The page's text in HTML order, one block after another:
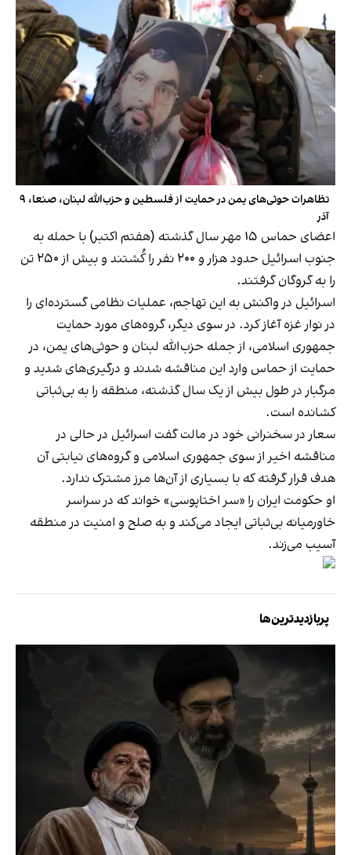
تظاهرات حوثی‌های یمن در حمایت از فلسطین و حزب‌الله لبنان، صنعا، ۹
آذر
اعضای حماس ۱۵ مهر سال گذشته (هفتم اکتبر) با حمله به
جنوب اسرائیل حدود هزار و ۲۰۰ نفر را کُشتند و بیش از ۲۵۰ تن
را به گروگان گرفتند.
اسرائیل در واکنش به این تهاجم، عملیات نظامی گسترده‌ای را
در نوار غزه آغاز کرد. در سوی دیگر، گروه‌های مورد حمایت
جمهوری اسلامی، از جمله حزب‌الله لبنان و حوثی‌های یمن، در
حمایت از حماس وارد این مناقشه شدند و درگیری‌های شدید و
مرگبار در طول بیش از یک سال گذشته، منطقه را به بی‌ثباتی
کشانده است.
سعار در سخنرانی خود در مالت گفت اسرائیل در حالی در
مناقشه اخیر از سوی جمهوری اسلامی و گروه‌های نیابتی آن
هدف قرار گرفته که با بسیاری از آن‌ها مرز مشترک ندارد.
او حکومت ایران را «سر اختاپوسی» خواند که در سراسر
خاورمیانه بی‌ثباتی ایجاد می‌کند و به صلح و امنیت در منطقه
آسیب می‌زند.
پربازدیدترین‌ها